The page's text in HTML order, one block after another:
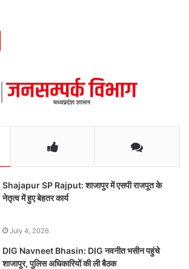
Shajapur SP Rajput: शाजापुर में एसपी राजपूत के
नेतृत्व में हुए बेहतर कार्य
July 4, 2026
DIG Navneet Bhasin: DIG नवनीत भसीन पहुंचे
शाजापुर, पुलिस अधिकारियों की ली बैठक